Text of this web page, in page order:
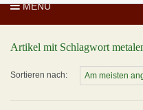
MENU
Artikel mit Schlagwort
Sortieren nach: